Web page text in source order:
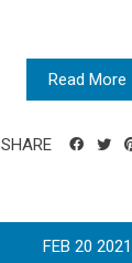
Read More
SHARE
FEB 20 2021